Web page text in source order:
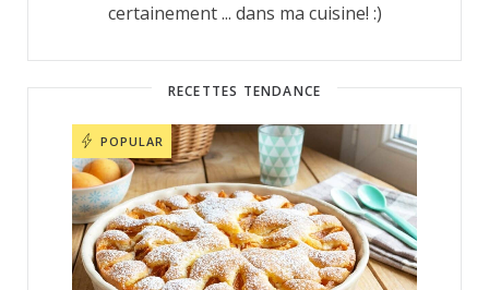
certainement ... dans ma cuisine! :)
RECETTES TENDANCE
POPULAR